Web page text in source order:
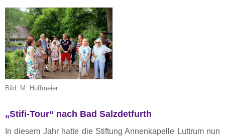
Bild: M. Hüffmeier
„Stifi-Tour“ nach Bad Salzdetfurth
In diesem Jahr hatte die Stiftung Annenkapelle Luttrum nun